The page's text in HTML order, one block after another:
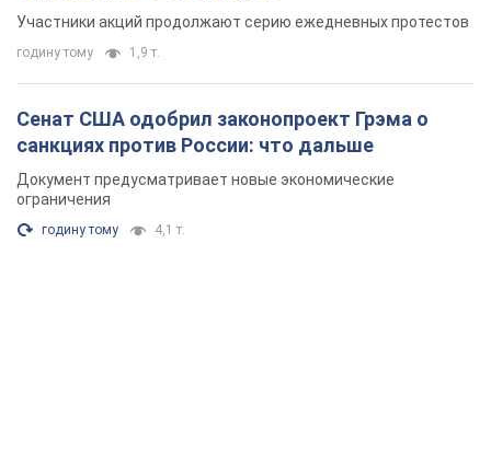
Участники акций продолжают серию ежедневных протестов
годину тому 1,9 т.
Сенат США одобрил законопроект Грэма о
санкциях против России: что дальше
Документ предусматривает новые экономические
ограничения
годину тому 4,1 т.